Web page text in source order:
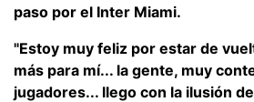
paso por el Inter Miami.
"Estoy muy feliz por estar de
más para mí... la gente, muy
jugadores... llego con la ilusión